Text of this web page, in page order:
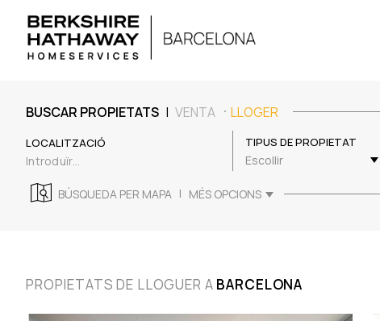
BUSCAR PROPIETATS | VENTA LLOGER
LOCALITZACIÓ TIPUS DE PROPIETAT
Escollir
BÚSQUEDA PER MAPA | MÉS OPCIONS
PROPIETATS DE LLOGUER A BARCELONA